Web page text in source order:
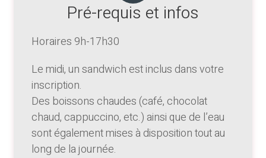
Pré-requis et infos
Horaires 9h-17h30
Le midi, un sandwich est inclus dans votre
inscription.
Des boissons chaudes (café, chocolat
chaud, cappuccino, etc.) ainsi que de l’eau
sont également mises à disposition tout au
long de la journée.